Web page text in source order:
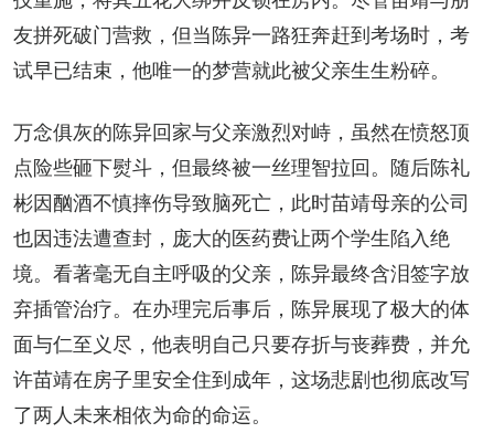
友拼死破门营救，但当陈异一路狂奔赶到考场时，考
试早已结束，他唯一的梦营就此被父亲生生粉碎。
万念俱灰的陈异回家与父亲激烈对峙，虽然在愤怒顶
点险些砸下熨斗，但最终被一丝理智拉回。随后陈礼
彬因酗酒不慎摔伤导致脑死亡，此时苗靖母亲的公司
也因违法遭查封，庞大的医药费让两个学生陷入绝
境。看著毫无自主呼吸的父亲，陈异最终含泪签字放
弃插管治疗。在办理完后事后，陈异展现了极大的体
面与仁至义尽，他表明自己只要存折与丧葬费，并允
许苗靖在房子里安全住到成年，这场悲剧也彻底改写
了两人未来相依为命的命运。